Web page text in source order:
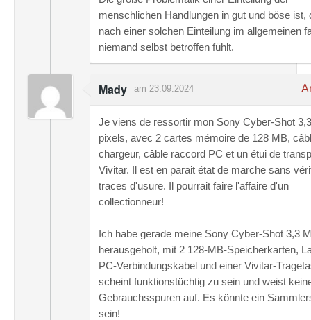
menschlichen Handlungen in gut und böse ist,
nach einer solchen Einteilung im allgemeinen
niemand selbst betroffen fühlt.
Mady am 23.09.2024
Je viens de ressortir mon Sony Cyber-Shot
pixels, avec 2 cartes mémoire de 128 MB,
chargeur, câble raccord PC et un étui de
Vivitar. Il est en parait état de marche sans
traces d'usure. Il pourrait faire l'affaire d'un
collectionneur!
Ich habe gerade meine Sony Cyber-Shot 3,3
herausgeholt, mit 2 128-MB-Speicherkarten,
PC-Verbindungskabel und einer Vivitar-
scheint funktionstüchtig zu sein und weist
Gebrauchsspuren auf. Es könnte ein
sein!